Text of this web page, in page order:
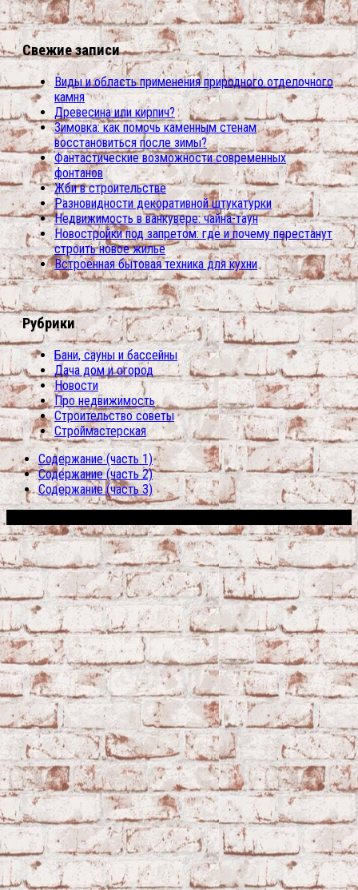
Свежие записи
Виды и область применения природного отделочного
камня
Древесина или кирпич?
Зимовка: как помочь каменным стенам
восстановиться после зимы?
Фантастические возможности современных
фонтанов
Жби в строительстве
Разновидности декоративной штукатурки
Недвижимость в ванкувере: чайна-таун
Новостройки под запретом: где и почему перестанут
строить новое жилье
Встроенная бытовая техника для кухни
Рубрики
Бани, сауны и бассейны
Дача дом и огород
Новости
Про недвижимость
Строительство советы
Строймастерская
Содержание (часть 1)
Содержание (часть 2)
Содержание (часть 3)